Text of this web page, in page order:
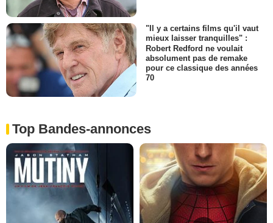
"Il y a certains films qu'il vaut
mieux laisser tranquilles" :
Robert Redford ne voulait
absolument pas de remake
pour ce classique des années
70
Top Bandes-annonces